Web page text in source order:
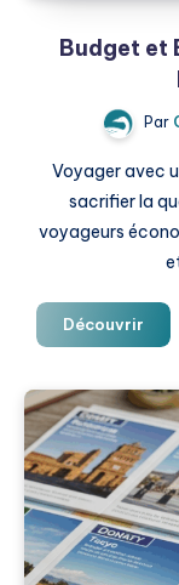
Budget et
Par
Voyager avec
sacrifier la
voyageurs
Découvrir
et
Plus
en